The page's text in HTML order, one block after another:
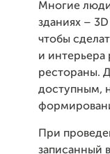
Многие люди
зданиях –
чтобы
и интерьера
рестораны.
доступным,
При
записанный